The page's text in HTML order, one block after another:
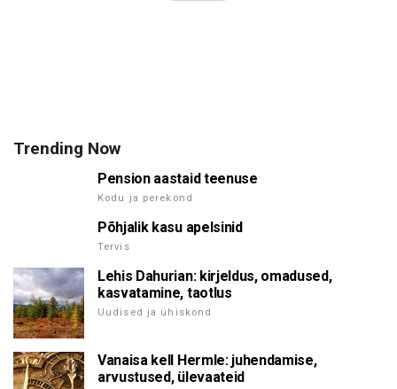
Trending Now
Pension aastaid teenuse
Kodu ja perekond
Põhjalik kasu apelsinid
Tervis
Lehis Dahurian: kirjeldus, omadused,
kasvatamine, taotlus
Uudised ja ühiskond
Vanaisa kell Hermle: juhendamise,
arvustused, ülevaateid